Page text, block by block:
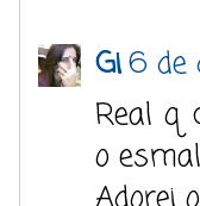
Gi6 de
Real q
o